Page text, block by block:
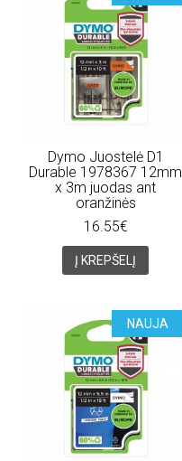
Dymo Juostelė D1
Durable 1978367 12mm
x 3m juodas ant
oranžinės
16.55€
Į KREPŠELĮ
NAUJA